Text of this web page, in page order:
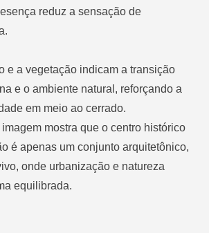
reduz a sensação de
e a vegetação indicam a transição
e o ambiente natural, reforçando a
em meio ao cerrado.
mostra que o centro histórico
é apenas um conjunto arquitetônico,
onde urbanização e natureza
equilibrada.